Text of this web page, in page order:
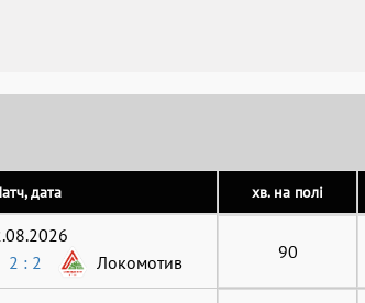
дата хв. на полі
2 : 2 Локомотив 90